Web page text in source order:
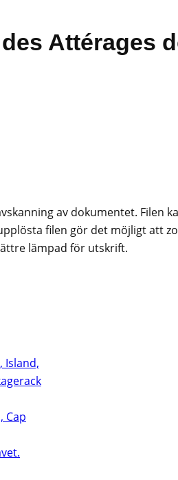
Attérages
av dokumentet. Filen
filen gör det möjligt att
lämpad för utskrift.
Island,
Cap